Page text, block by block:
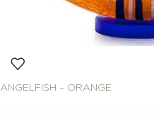
ANGELFISH – ORANGE